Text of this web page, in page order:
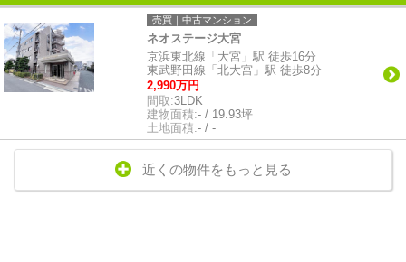
売買｜中古マンション
ネオステージ大宮
京浜東北線「大宮」駅 徒歩16分
東武野田線「北大宮」駅 徒歩8分
2,990万円
間取:3LDK
建物面積:- / 19.93坪
土地面積:- / -
近くの物件をもっと見る